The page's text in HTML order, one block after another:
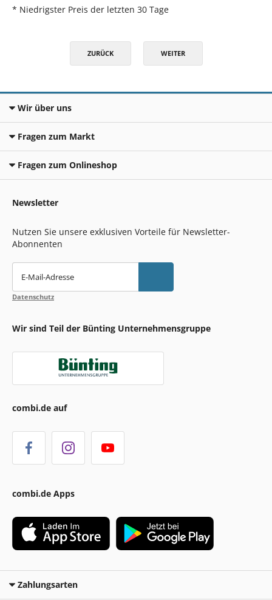
* Niedrigster Preis der letzten 30 Tage
ZURÜCK WEITER
Wir über uns
Fragen zum Markt
Fragen zum Onlineshop
Newsletter
Nutzen Sie unsere exklusiven Vorteile für Newsletter-
Abonnenten
E-Mail-Adresse
Datenschutz
Wir sind Teil der Bünting Unternehmensgruppe
combi.de auf
combi.de Apps
Zahlungsarten